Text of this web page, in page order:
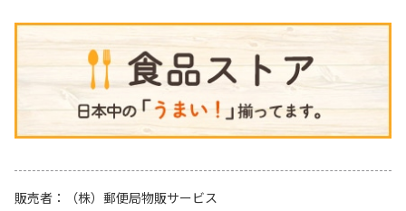
販売者
（株）郵便局物販サービス